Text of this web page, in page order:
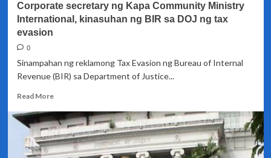
Tax
evasion
Corporate secretary ng Kapa Community Ministry
International, kinasuhan ng BIR sa DOJ ng tax
evasion
0
Sinampahan ng reklamong Tax Evasion ng Bureau of Internal
Revenue (BIR) sa Department of Justice...
Read MoreRead
about
Corporate
secretary
ng